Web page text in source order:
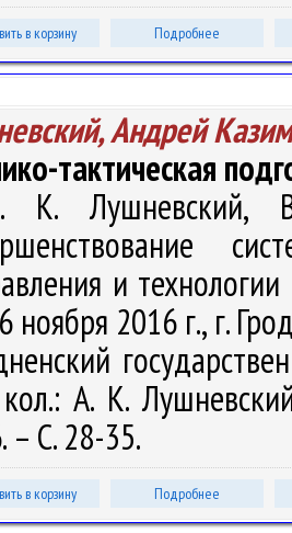
в корзину Подробнее
Андрей
тактическая
Лушневский,
и
ноября 2016 г., г.
А. К.
– С. 28-35.
в корзину Подробнее